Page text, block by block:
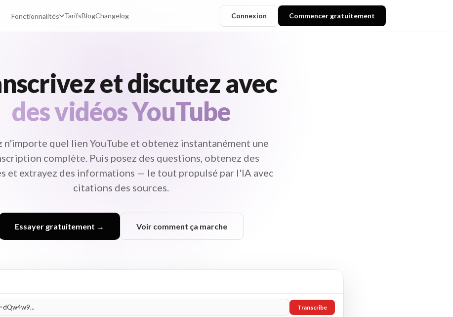
Fonctionnalités TarifsBlogChangelog Connexion Commencer gratuitement
et discutez avec
des vidéos YouTube
n'importe quel lien YouTube et obtenez instantanément une
complète. Puis posez des questions, obtenez des
et extrayez des informations — le tout propulsé par l'IA avec
citations des sources.
Essayer gratuitement → Voir comment ça marche
Transcribe